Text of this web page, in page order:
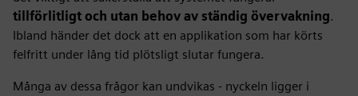
tillförlitligt och utan behov av ständig övervakning.
Ibland händer det dock att en applikation som har körts
felfritt under lång tid plötsligt slutar fungera.
Många av dessa frågor kan undvikas - nyckeln ligger i